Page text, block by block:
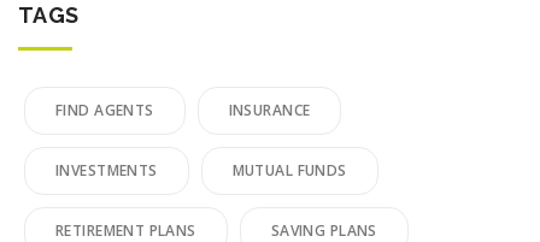
TAGS
FIND AGENTS INSURANCE
INVESTMENTS MUTUAL FUNDS
RETIREMENT PLANS SAVING PLANS